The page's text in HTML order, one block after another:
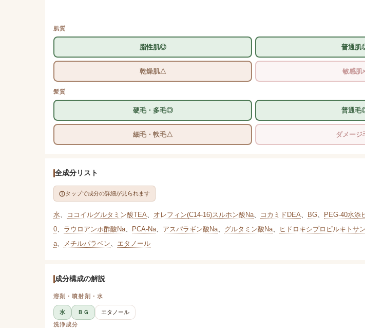
肌質
脂性肌◎ 普通肌
乾燥肌△ 敏感肌
髪質
硬毛・多毛◎ 普通毛
細毛・軟毛△ ダメージ
全成分リスト
タップで成分の詳細が見られます
水、 ココイルグルタミン酸TEA、 オレフィン(C14-16)スルホン酸Na、 コカミドDEA、 BG、 PEG-40水添
0、 ラウロアンホ酢酸Na、 PCA-Na、 アスパラギン酸Na、 グルタミン酸Na、 ヒドロキシプロピルキトサン
a、 メチルパラベン、 エタノール
成分構成の解説
溶剤・噴射剤・水
水 ＢＧ
エタノール
洗浄成分